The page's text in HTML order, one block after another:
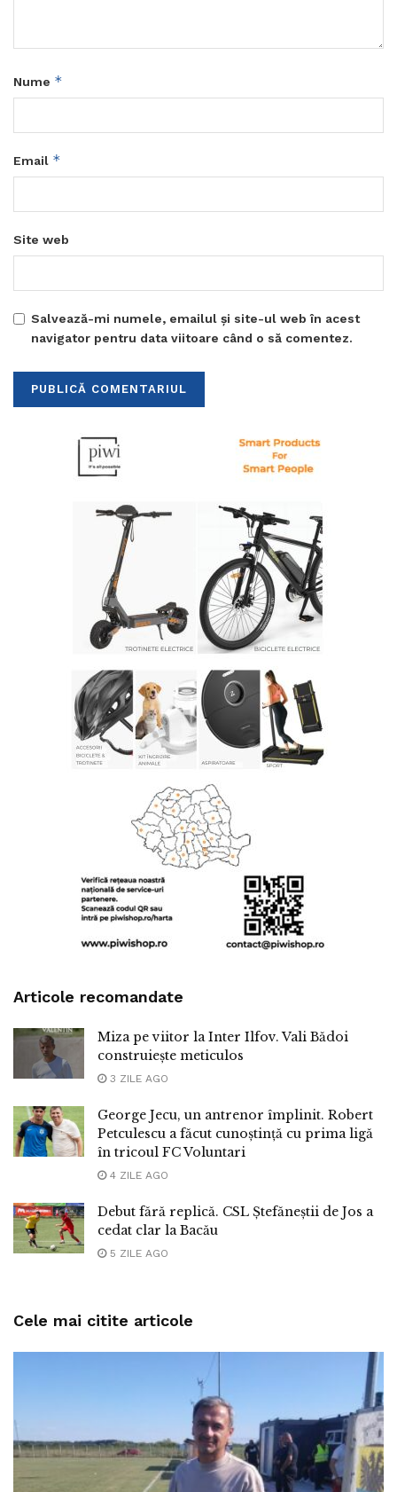
Nume *
Email *
Site web
Salvează-mi numele, emailul și site-ul web în acest
navigator pentru data viitoare când o să comentez.
Articole recomandate
Miza pe viitor la Inter Ilfov. Vali Bădoi
construiește meticulos
3 ZILE AGO
George Jecu, un antrenor împlinit. Robert
Petculescu a făcut cunoștință cu prima ligă
în tricoul FC Voluntari
4 ZILE AGO
Debut fără replică. CSL Ștefăneștii de Jos a
cedat clar la Bacău
5 ZILE AGO
Cele mai citite articole